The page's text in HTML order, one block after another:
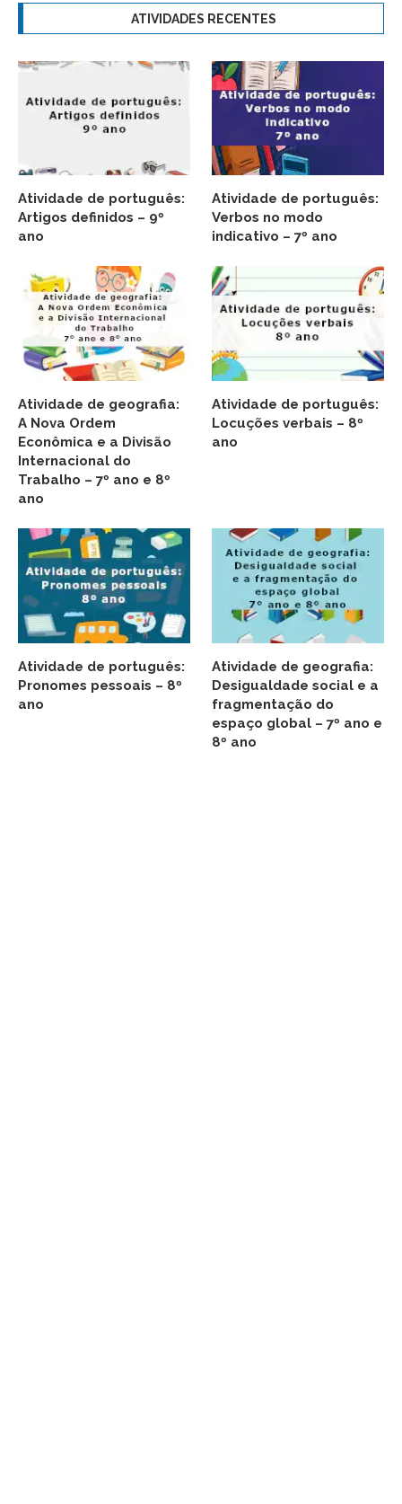
ATIVIDADES RECENTES
Atividade de português:
Artigos definidos – 9º
ano
Atividade de português:
Verbos no modo
indicativo – 7º ano
Atividade de geografia:
A Nova Ordem
Econômica e a Divisão
Internacional do
Trabalho – 7º ano e 8º
ano
Atividade de português:
Locuções verbais – 8º
ano
Atividade de português:
Pronomes pessoais – 8º
ano
Atividade de geografia:
Desigualdade social e a
fragmentação do
espaço global – 7º ano e
8º ano